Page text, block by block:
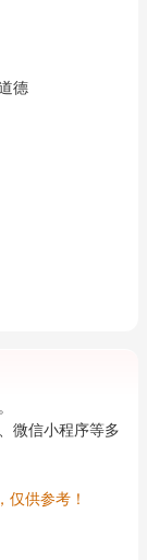
德
微信小程序等多
仅供参考！